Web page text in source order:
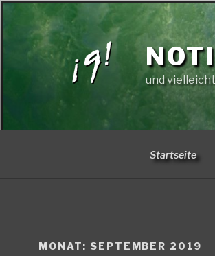
Zum
springen
und
Startseite
MONAT: SEPTEMBER 2019